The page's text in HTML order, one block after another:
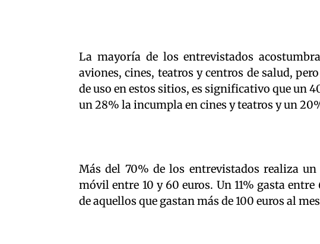
La mayoría de los entrevistados
aviones, cines, teatros y centros de salud,
de uso en estos sitios, es significativo que un
un 28% la incumpla en cines y teatros y un
Más del 70% de los entrevistados realiza
móvil entre 10 y 60 euros. Un 11% gasta
de aquellos que gastan más de 100 euros al